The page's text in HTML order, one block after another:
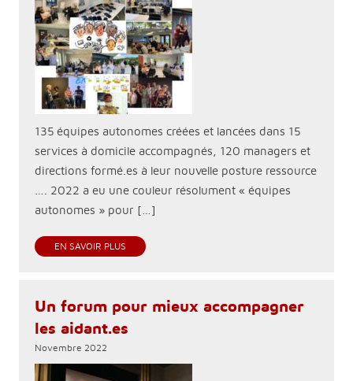
135 équipes autonomes créées et lancées dans 15
services à domicile accompagnés, 120 managers et
directions formé.es à leur nouvelle posture ressource
…. 2022 a eu une couleur résolument « équipes
autonomes » pour […]
EN SAVOIR PLUS
Un forum pour mieux accompagner
les aidant.es
Novembre 2022